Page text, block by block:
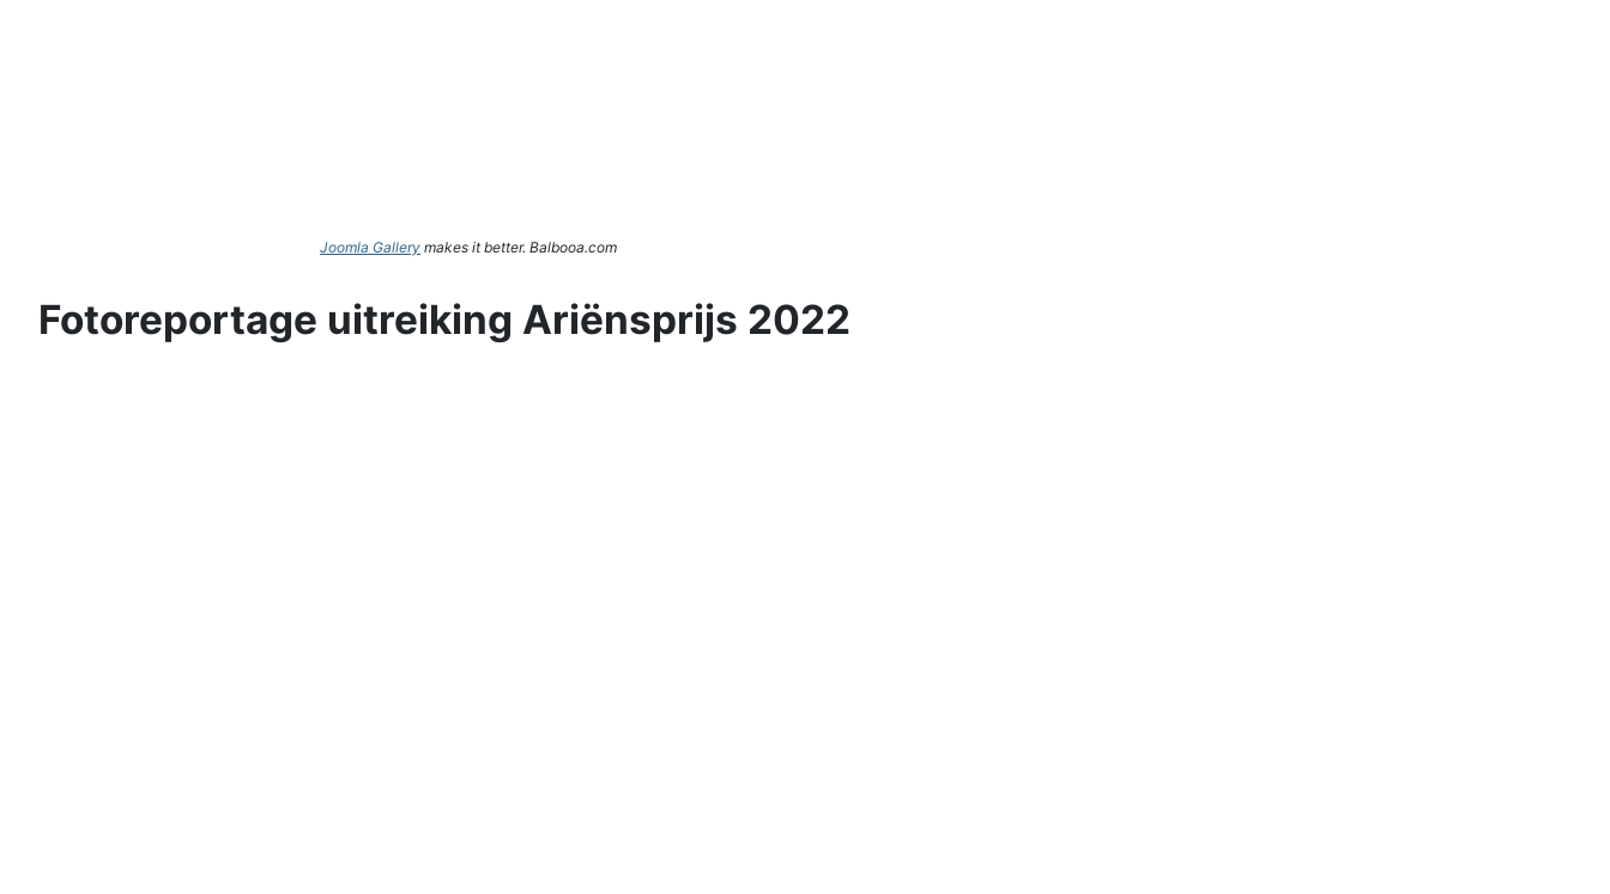
Joomla Gallery makes it better. Balbooa.com
Fotoreportage uitreiking Ariënsprijs 2022